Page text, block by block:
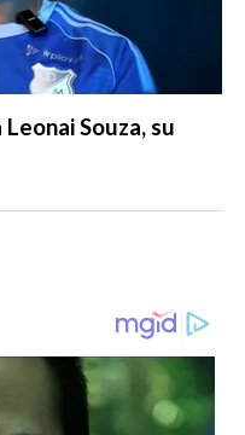
Souza, su